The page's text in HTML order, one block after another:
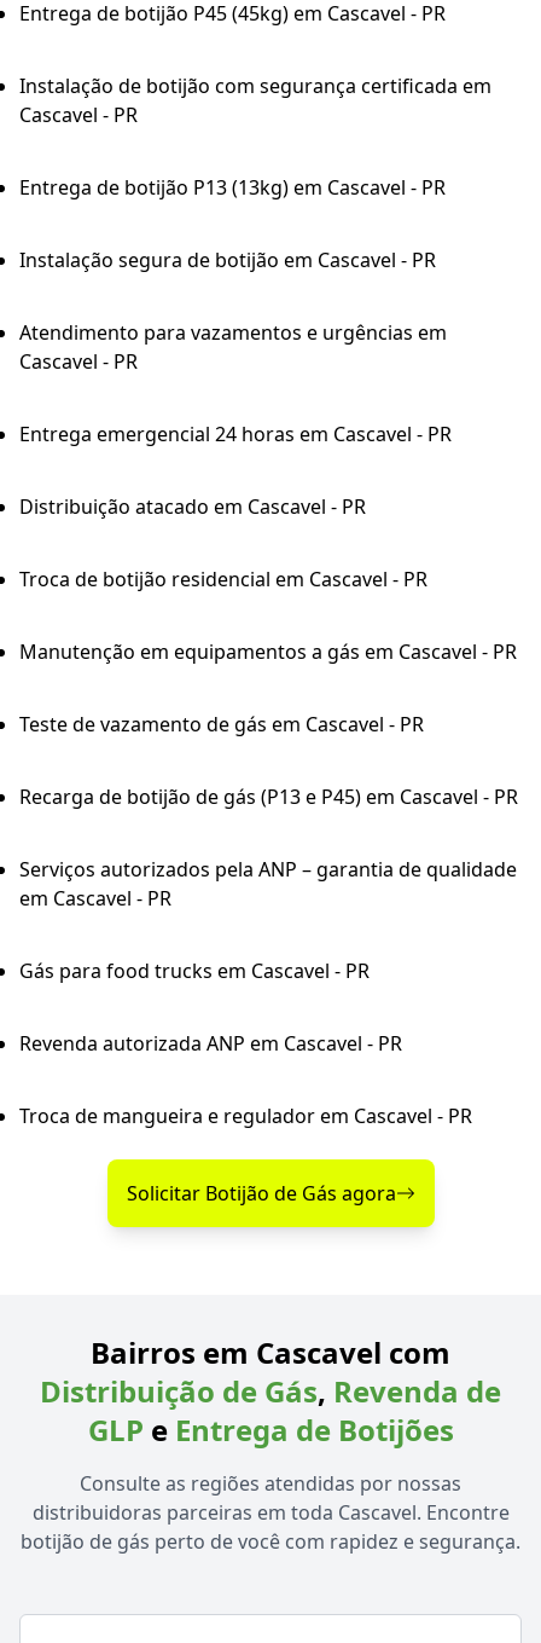
Entrega de botijão P45 (45kg) em Cascavel - PR
Instalação de botijão com segurança certificada em
Cascavel - PR
Entrega de botijão P13 (13kg) em Cascavel - PR
Instalação segura de botijão em Cascavel - PR
Atendimento para vazamentos e urgências em
Cascavel - PR
Entrega emergencial 24 horas em Cascavel - PR
Distribuição atacado em Cascavel - PR
Troca de botijão residencial em Cascavel - PR
Manutenção em equipamentos a gás em Cascavel - PR
Teste de vazamento de gás em Cascavel - PR
Recarga de botijão de gás (P13 e P45) em Cascavel - PR
Serviços autorizados pela ANP – garantia de qualidade
em Cascavel - PR
Gás para food trucks em Cascavel - PR
Revenda autorizada ANP em Cascavel - PR
Troca de mangueira e regulador em Cascavel - PR
Solicitar Botijão de Gás agora
Bairros em Cascavel com
Distribuição de Gás, Revenda de
GLP e Entrega de Botijões
Consulte as regiões atendidas por nossas
distribuidoras parceiras em toda Cascavel. Encontre
botijão de gás perto de você com rapidez e segurança.